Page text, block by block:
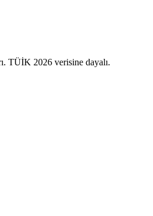
TÜİK 2026 verisine dayalı.